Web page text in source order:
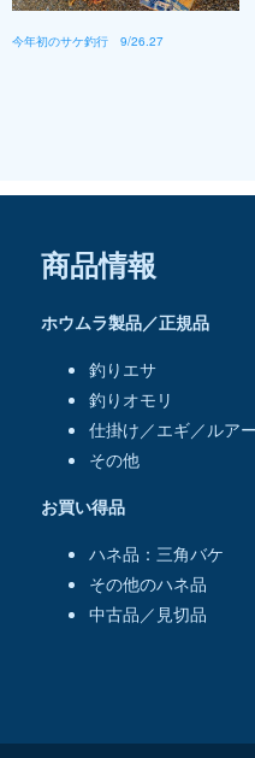
今年初のサケ釣行 9/26.27
商品情報
ホウムラ製品／正規品
釣りエサ
釣りオモリ
仕掛け／エギ／ルアー
その他
お買い得品
ハネ品：三角バケ
その他のハネ品
中古品／見切品